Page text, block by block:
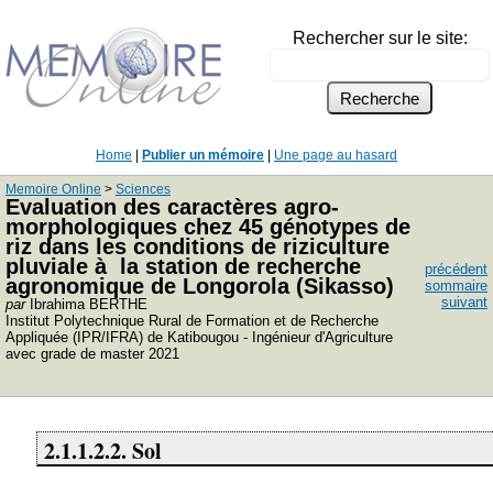
Rechercher sur le site:
Home Publier un mémoire Une page au hasard
Memoire Online > Sciences
Evaluation des caractères agro-
morphologiques chez 45 génotypes de
riz dans les conditions de riziculture
pluviale à la station de recherche
agronomique de Longorola (Sikasso)
parIbrahima BERTHE
Institut Polytechnique Rural de Formation et de Recherche
Appliquée (IPR/IFRA) de Katibougou - Ingénieur d'Agriculture
avec grade de master 2021
précédent
sommaire
suivant
2.1.1.2.2. Sol